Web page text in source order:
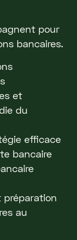
pour
bancaires.
et
du
efficace
bancaire
préparation
au